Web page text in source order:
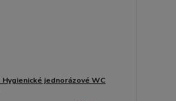
jednorázové WC